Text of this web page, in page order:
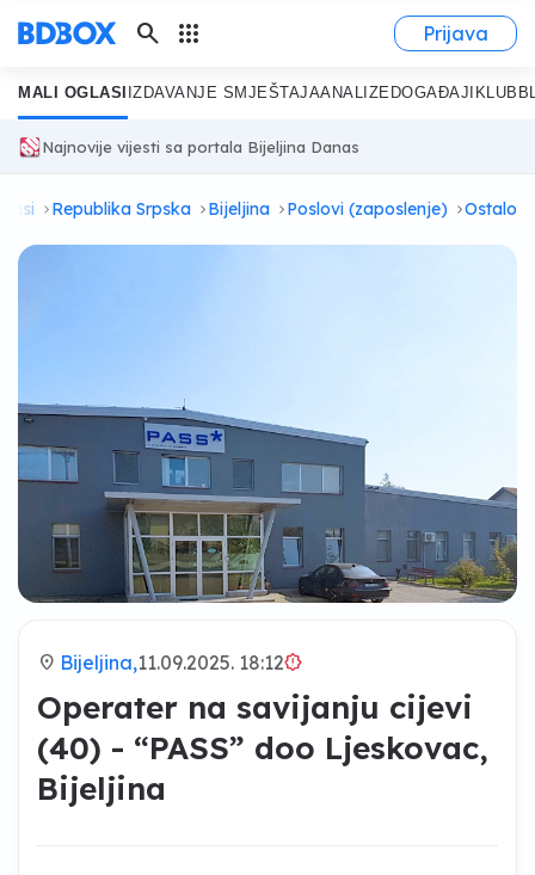
search apps Prijava
MALI OGLASI IZDAVANJE SMJEŠTAJAANALIZE DOGAĐAJI KLUB
Najnovije vijesti sa portala Bijeljina Danas
Republika Srpska Bijeljina Poslovi (zaposlenje) Ostalo
location_on Bijeljina,11.09.2025. 18:12brightness_alert
Operater na savijanju cijevi
(40) - “PASS” doo Ljeskovac,
Bijeljina